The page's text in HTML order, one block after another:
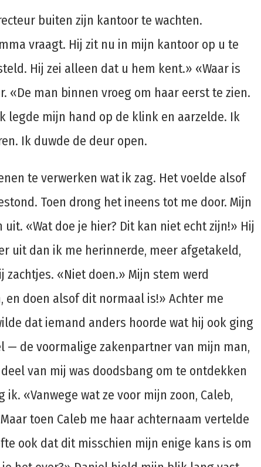
buiten zijn kantoor te wachten.
vraagt. Hij zit nu in mijn kantoor op u te
Hij zei alleen dat u hem kent.» «Waar is
«De man binnen vroeg om haar eerst te zien.
legde mijn hand op de klink en aarzelde. Ik
Ik duwde de deur open.
te verwerken wat ik zag. Het voelde alsof
Toen drong het ineens tot me door. Mijn
«Wat doe je hier? Dit kan niet echt zijn!» Hij
uit dan ik me herinnerde, meer afgetakeld,
«Niet doen.» Mijn stem werd
en doen alsof dit normaal is!» Achter me
dat iemand anders hoorde wat hij ook ging
— de voormalige zakenpartner van mijn man,
van mij was doodsbang om te ontdekken
«Vanwege wat ze voor mijn zoon, Caleb,
toen Caleb me haar achternaam vertelde
ook dat dit misschien mijn enige kans is om